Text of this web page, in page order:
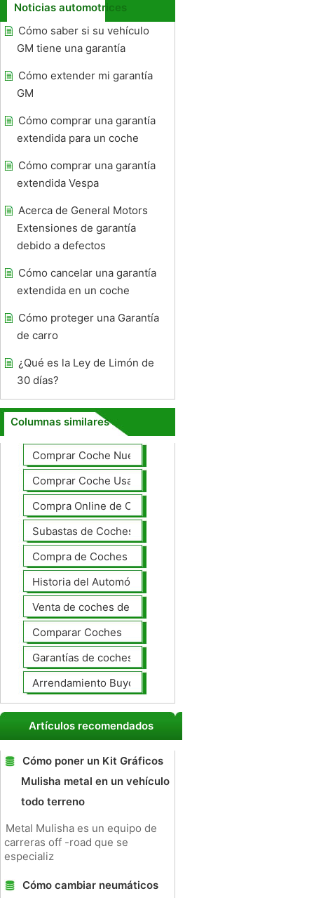
Noticias automotrices
Cómo saber si su vehículo
GM tiene una garantía
Cómo extender mi garantía
GM
Cómo comprar una garantía
extendida para un coche
Cómo comprar una garantía
extendida Vespa
Acerca de General Motors
Extensiones de garantía
debido a defectos
Cómo cancelar una garantía
extendida en un coche
Cómo proteger una Garantía
de carro
¿Qué es la Ley de Limón de
30 días?
Columnas similares
Comprar Coche Nuevo
Comprar Coche Usado
Compra Online de Coches
Subastas de Coches
Compra de Coches Basics
Historia del Automóvil
Venta de coches de lujo
Comparar Coches
Garantías de coches ampliado
Arrendamiento Buyout
Artículos recomendados
Cómo poner un Kit Gráficos
Mulisha metal en un vehículo
todo terreno
Metal Mulisha es un equipo de
carreras off -road que se
especializ
Cómo cambiar neumáticos